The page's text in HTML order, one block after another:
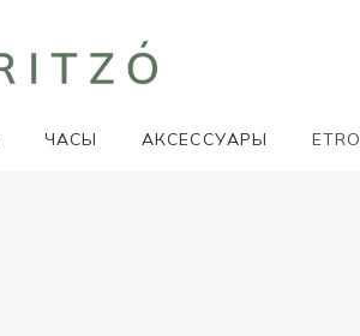
ЧАСЫ АКСЕССУАРЫ ETRO